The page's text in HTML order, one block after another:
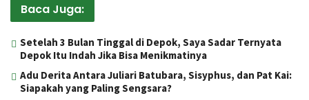
Baca Juga:
Setelah 3 Bulan Tinggal di Depok, Saya Sadar Ternyata
Depok Itu Indah Jika Bisa Menikmatinya
Adu Derita Antara Juliari Batubara, Sisyphus, dan Pat Kai:
Siapakah yang Paling Sengsara?